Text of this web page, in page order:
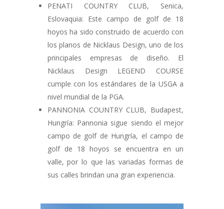
PENATI COUNTRY CLUB, Senica,
Eslovaquia: Este campo de golf de 18
hoyos ha sido construido de acuerdo con
los planos de Nicklaus Design, uno de los
principales empresas de diseño. El
Nicklaus Design LEGEND COURSE
cumple con los estándares de la USGA a
nivel mundial de la PGA.
PANNONIA COUNTRY CLUB, Budapest,
Hungría: Pannonia sigue siendo el mejor
campo de golf de Hungría, el campo de
golf de 18 hoyos se encuentra en un
valle, por lo que las variadas formas de
sus calles brindan una gran experiencia.